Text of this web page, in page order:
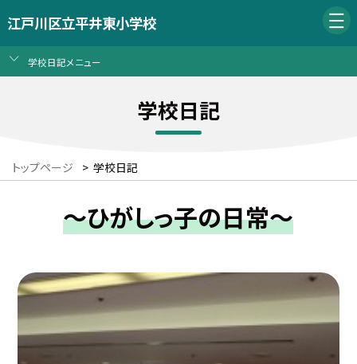
江戸川区立平井東小学校
学校日記メニュー
学校日記
トップページ > 学校日記
～ひがしっ子の日常～